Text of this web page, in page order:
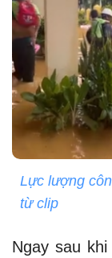
Lực lượng
từ clip
Ngay sau